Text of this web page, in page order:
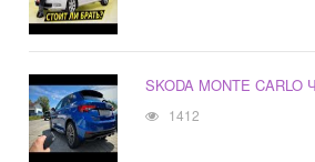
SKODA MONTE
1412